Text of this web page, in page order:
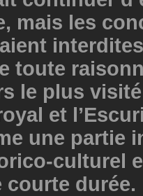
mais les
toute
le plus visité
et
une partie
culturel
courte durée.